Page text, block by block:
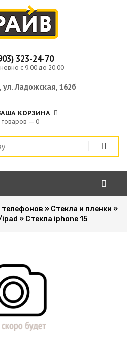
323-24-70
с 9.00 до 20.00
ул. Ладожская, 162б
КОРЗИНА
товаров — 0
» Стекла и пленки »
» Стекла iphone 15